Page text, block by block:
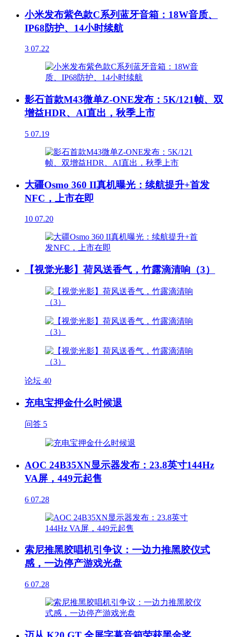
小米发布紫色款C系列蓝牙音箱：18W音质、
IP68防护、14小时续航
3 07.22
影石首款M43微单Z-ONE发布：5K/121帧、双
增益HDR、AI直出，秋季上市
5 07.19
大疆Osmo 360 II真机曝光：续航提升+首发
NFC，上市在即
10 07.20
【视觉光影】荷风送香气，竹露滴清响（3）
论坛 40
充电宝押金什么时候退
问答 5
AOC 24B35XN显示器发布：23.8英寸144Hz
VA屏，449元起售
6 07.28
索尼推黑胶唱机引争议：一边力推黑胶仪式
感，一边停产游戏光盘
6 07.28